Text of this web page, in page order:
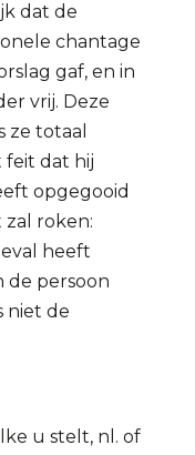
dat de
chantage
gaf, en in
vrij. Deze
ze totaal
feit dat hij
opgegooid
zal roken:
heeft
de persoon
niet de
u stelt, nl. of